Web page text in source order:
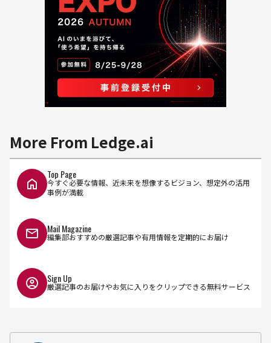
More From Ledge.ai
Top Page
今すぐ必要な情報、近未来を想像するビジョン、想定外の活用
事例が満載
Mail Magazine
編集部おすすめの厳選記事や有用情報を定期的にお届け
Sign Up
厳選記事のお届けやお気に入りをクリップできる無料サービス